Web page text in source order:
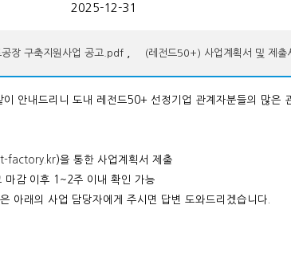
2025-12-31
장 구축지원사업 공고.pdf (레전드50+) 사업계획서 및 제출
안내드리니 도내 레전드50+ 선정기업 관계자분들의 많은
factory.kr)을 통한 사업계획서 제출
마감 이후 1~2주 이내 확인 가능
아래의 사업 담당자에게 주시면 답변 도와드리겠습니다.